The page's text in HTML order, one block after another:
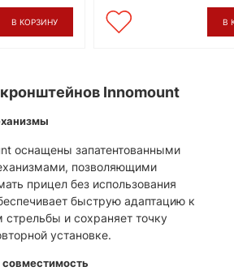
В КОРЗИНУ В
Innomount
оснащены запатентованными
позволяющими
прицел без использования
быструю адаптацию к
и сохраняет точку
установке.​
совместимость